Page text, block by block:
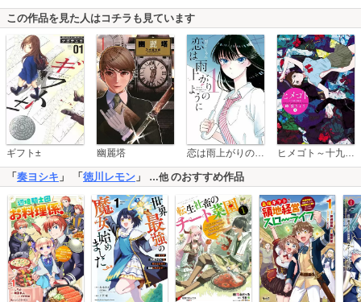
この作品を見た人はコチラも見ています
ギフト± 幽麗塔 恋は雨上がりのように ヒメゴト～十九歳の制服～
「 奏ヨシキ 」 「 徳川レモン 」 …他のおすすめ作品